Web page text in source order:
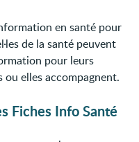
en santé pour
de la santé peuvent
pour leurs
ou elles accompagnent.
Fiches Info Santé